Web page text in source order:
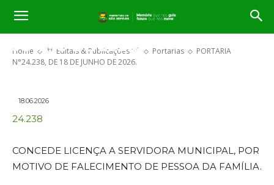
Home ** Editais & Publicações ** Portarias
PORTARIA
N°24.238, DE 18 DE JUNHO DE 2026.
PORTARIA N°24.238, DE 18 DE
JUNHO DE 2026.
18.06.2026
24.238
CONCEDE LICENÇA A SERVIDORA MUNICIPAL, POR
MOTIVO DE FALECIMENTO DE PESSOA DA FAMÍLIA.